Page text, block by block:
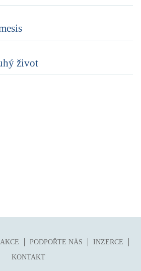
život
PODPOŘTE NÁS
INZERCE
KONTAKT